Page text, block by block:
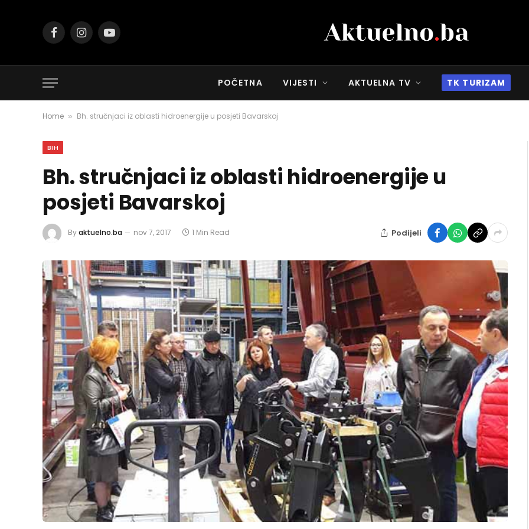
FacebookInstagramYouTube
POČETNA VIJESTI AKTUELNA TV TK TURIZAM
Home » Bh. stručnjaci iz oblasti hidroenergije u posjeti Bavarskoj
BIH
Bh. stručnjaci iz oblasti hidroenergije u
posjeti Bavarskoj
Byaktuelno.ba nov 7, 2017 1 Min Read Podijeli